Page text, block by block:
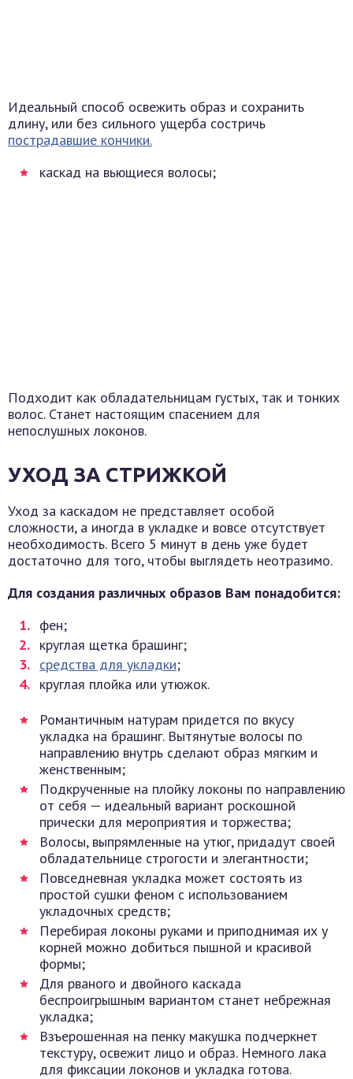
Идеальный способ освежить образ и сохранить
длину, или без сильного ущерба состричь
пострадавшие кончики.
каскад на вьющиеся волосы;
Подходит как обладательницам густых, так и тонких
волос. Станет настоящим спасением для
непослушных локонов.
УХОД ЗА СТРИЖКОЙ
Уход за каскадом не представляет особой
сложности, а иногда в укладке и вовсе отсутствует
необходимость. Всего 5 минут в день уже будет
достаточно для того, чтобы выглядеть неотразимо.
Для создания различных образов Вам понадобится:
фен;
круглая щетка брашинг;
средства для укладки;
круглая плойка или утюжок.
Романтичным натурам придется по вкусу
укладка на брашинг. Вытянутые волосы по
направлению внутрь сделают образ мягким и
женственным;
Подкрученные на плойку локоны по направлению
от себя — идеальный вариант роскошной
прически для мероприятия и торжества;
Волосы, выпрямленные на утюг, придадут своей
обладательнице строгости и элегантности;
Повседневная укладка может состоять из
простой сушки феном с использованием
укладочных средств;
Перебирая локоны руками и приподнимая их у
корней можно добиться пышной и красивой
формы;
Для рваного и двойного каскада
беспроигрышным вариантом станет небрежная
укладка;
Взъерошенная на пенку макушка подчеркнет
текстуру, освежит лицо и образ. Немного лака
для фиксации локонов и укладка готова.